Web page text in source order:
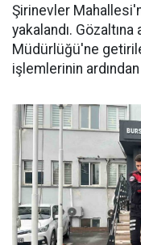
Şirinevler
yakalandı.
Müdürlüğü'ne
işlemlerinin